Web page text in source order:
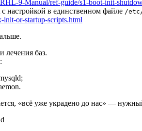
9-Manual/ref-guide/s1-boot-init-
настройкой в единственном файле /
or-startup-scripts.html
лечения баз.
«всё уже украдено до нас» —